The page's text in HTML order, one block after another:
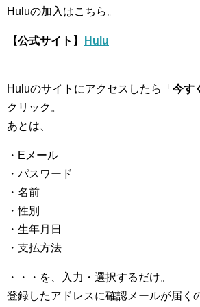
Huluの加入はこちら。
【公式サイト】 Hulu
Huluのサイトにアクセスしたら「 今す
クリック。
あとは、
・Eメール
・パスワード
・名前
・性別
・生年月日
・支払方法
・・・を、入力・選択するだけ。
登録したアドレスに確認メールが届く